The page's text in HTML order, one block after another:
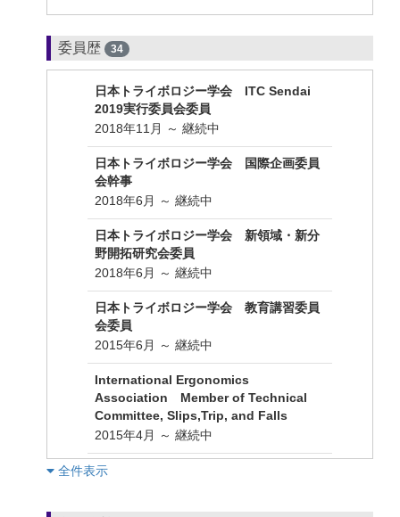
委員歴 34
日本トライボロジー学会 ITC Sendai
2019実行委員会委員
2018年11月 ～ 継続中
日本トライボロジー学会 国際企画委員
会幹事
2018年6月 ～ 継続中
日本トライボロジー学会 新領域・新分
野開拓研究会委員
2018年6月 ～ 継続中
日本トライボロジー学会 教育講習委員
会委員
2015年6月 ～ 継続中
International Ergonomics
Association Member of Technical
Committee, Slips,Trip, and Falls
2015年4月 ～ 継続中
︎全件表示